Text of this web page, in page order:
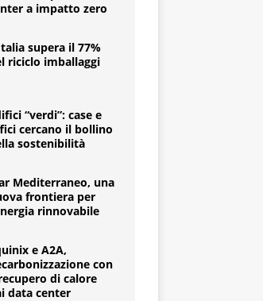
a impatto zero
supera il 77%
riciclo imballaggi
“verdi”: case e
cercano il bollino
sostenibilità
Mediterraneo, una
frontiera per
rinnovabile
e A2A,
con
di calore
data center